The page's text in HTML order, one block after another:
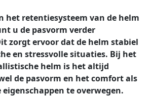
het retentiesysteem van de helm
u de pasvorm verder
zorgt ervoor dat de helm stabiel
en stressvolle situaties. Bij het
helm is het altijd
de pasvorm en het comfort als
eigenschappen te overwegen.